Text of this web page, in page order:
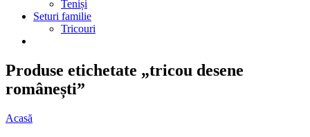
Teniși
Seturi familie
Tricouri
Produse etichetate „tricou desene
românești”
Acasă